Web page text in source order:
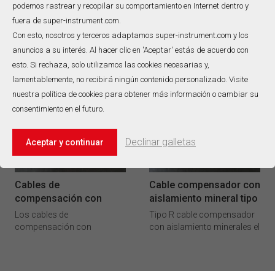
podemos rastrear y recopilar su comportamiento en Internet dentro y
fuera de super-instrument.com.
Con esto, nosotros y terceros adaptamos super-instrument.com y los
anuncios a su interés. Al hacer clic en 'Aceptar' estás de acuerdo con
esto. Si rechaza, solo utilizamos las cookies necesarias y,
lamentablemente, no recibirá ningún contenido personalizado. Visite
nuestra política de cookies para obtener más información o cambiar su
consentimiento en el futuro.
Aceptar y continuar Declinar galletas
Tipo S MI Cable
exportador chino de
soluciones de termopar
especializados, entregamos
cable de aislamiento (MI) de
precisión y confiabilidad
incomparables en los
entornos industriales más
exigentes.
LEER MÁS
Como exportador chino
principal y fabricante de
soluciones de detección de
temperatura de alto
meticulosamente para
temperatura que exigen una
precisión y durabilidad
excepcionales.
Cables de
compensación con
aislamiento mineral
Los cables de
compensación con
Cable compensador con
aislamiento mineral tipo
R
Tipo R cable compensador
con aislamiento minerales el